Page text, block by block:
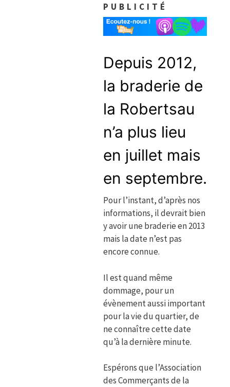
PUBLICITÉ
Depuis 2012,
la braderie de
la Robertsau
n’a plus lieu
en juillet mais
en septembre.
Pour l’instant, d’après nos
informations, il devrait bien
y avoir une braderie en 2013
mais la date n’est pas
encore connue.
Il est quand même
dommage, pour un
évènement aussi important
pour la vie du quartier, de
ne connaître cette date
qu’à la dernière minute.
Espérons que l’Association
des Commerçants de la